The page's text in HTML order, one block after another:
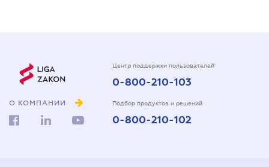
О КОМПАНИИ
Центр поддержки пользователей
0-800-210-103
Подбор продуктов и решений
0-800-210-102